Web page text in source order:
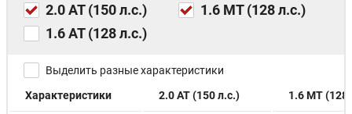
2.0 АТ (150 л.с.)
1.6 МТ (128 л.с.)
1.6 АТ (128 л.с.)
Выделить разные характеристики
Характеристики
2.0 АТ (150 л.с.) 1.6 МТ (128